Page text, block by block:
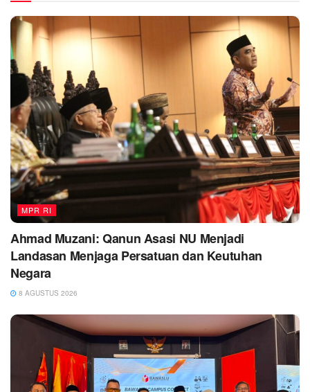
MPR RI
Ahmad Muzani: Qanun Asasi NU Menjadi
Landasan Menjaga Persatuan dan Keutuhan
Negara
8 AGUSTUS 2026